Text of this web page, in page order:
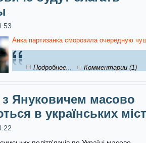
Анка партизанка сморозила очередную
Подробнее... Комментарии (1)
з Януковичем масово
в українських